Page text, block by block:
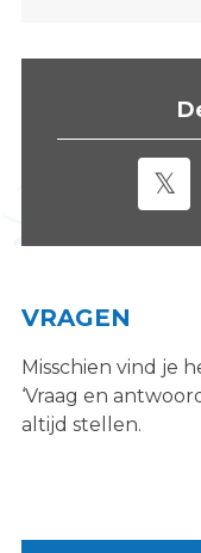
VRAGEN
Misschien vind je
‘Vraag en
altijd stellen.